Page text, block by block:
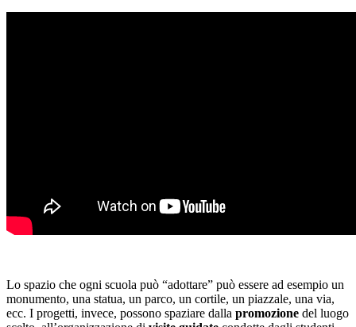
Lo spazio che ogni scuola può “adottare” può essere ad esempio un
monumento, una statua, un parco, un cortile, un piazzale, una via,
ecc. I progetti, invece, possono spaziare dalla promozione del luogo